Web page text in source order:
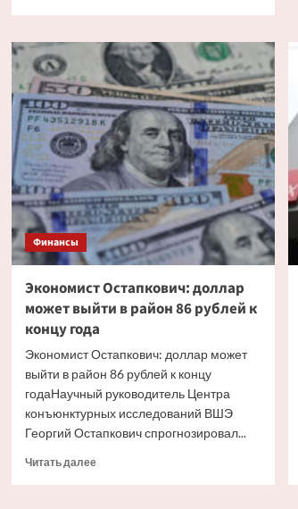
ЦБ
определил
объём
операций
на
внутреннем
рынке
валюты
на
II
полугодие
2026
года
Финансы
Экономист Остапкович: доллар
может выйти в район 86 рублей к
концу года
Экономист Остапкович: доллар может
выйти в район 86 рублей к концу
годаНаучный руководитель Центра
конъюнктурных исследований ВШЭ
Георгий Остапкович спрогнозировал...
Читать далееПрочитать